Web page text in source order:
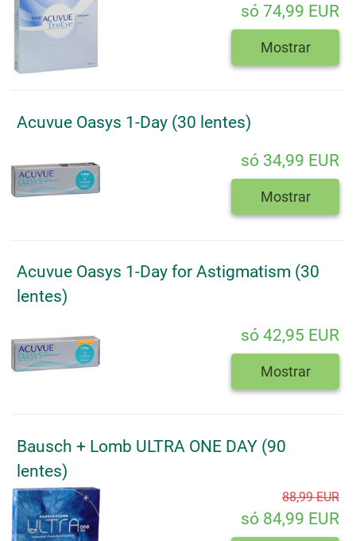
só 74,99 EUR
Mostrar
Acuvue Oasys 1-Day (30 lentes)
só 34,99 EUR
Mostrar
Acuvue Oasys 1-Day for Astigmatism (30
lentes)
só 42,95 EUR
Mostrar
Bausch + Lomb ULTRA ONE DAY (90
lentes)
88,99 EUR
só 84,99 EUR